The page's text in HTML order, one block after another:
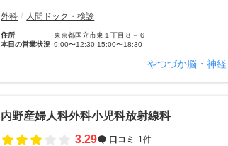
外科 人間ドック・検診
住所
東京都国立市東１丁目８－６
本日の営業状況 9:00〜12:30 15:00〜18:30
やつづか脳・神
内野産婦人科外科小児科放射線科
3.29
口コミ 1件